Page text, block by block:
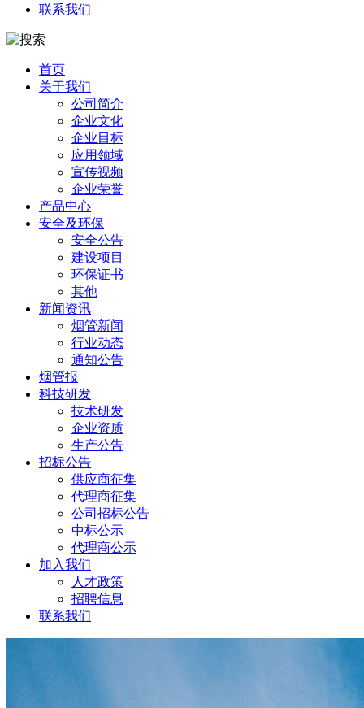
联系我们
首页
关于我们
公司简介
企业文化
企业目标
应用领域
宣传视频
企业荣誉
产品中心
安全及环保
安全公告
建设项目
环保证书
其他
新闻资讯
烟管新闻
行业动态
通知公告
烟管报
科技研发
技术研发
企业资质
生产公告
招标公告
供应商征集
代理商征集
公司招标公告
中标公示
代理商公示
加入我们
人才政策
招聘信息
联系我们